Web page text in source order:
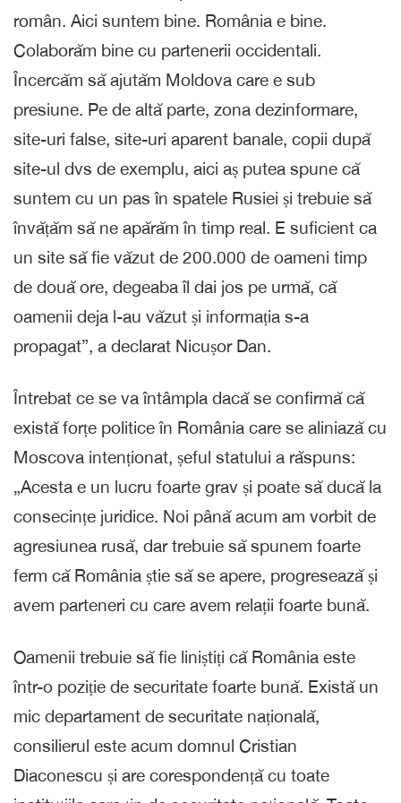
român. Aici suntem bine. România e bine.
Colaborăm bine cu partenerii occidentali.
Încercăm să ajutăm Moldova care e sub
presiune. Pe de altă parte, zona dezinformare,
site-uri false, site-uri aparent banale, copii după
site-ul dvs de exemplu, aici aș putea spune că
suntem cu un pas în spatele Rusiei și trebuie să
învățăm să ne apărăm în timp real. E suficient ca
un site să fie văzut de 200.000 de oameni timp
de două ore, degeaba îl dai jos pe urmă, că
oamenii deja l-au văzut și informația s-a
propagat”, a declarat Nicușor Dan.
Întrebat ce se va întâmpla dacă se confirmă că
există forțe politice în România care se aliniază cu
Moscova intenționat, șeful statului a răspuns:
„Acesta e un lucru foarte grav și poate să ducă la
consecințe juridice. Noi până acum am vorbit de
agresiunea rusă, dar trebuie să spunem foarte
ferm că România știe să se apere, progresează și
avem parteneri cu care avem relații foarte bună.
Oamenii trebuie să fie liniștiți că România este
într-o poziție de securitate foarte bună. Există un
mic departament de securitate națională,
consilierul este acum domnul Cristian
Diaconescu și are corespondență cu toate